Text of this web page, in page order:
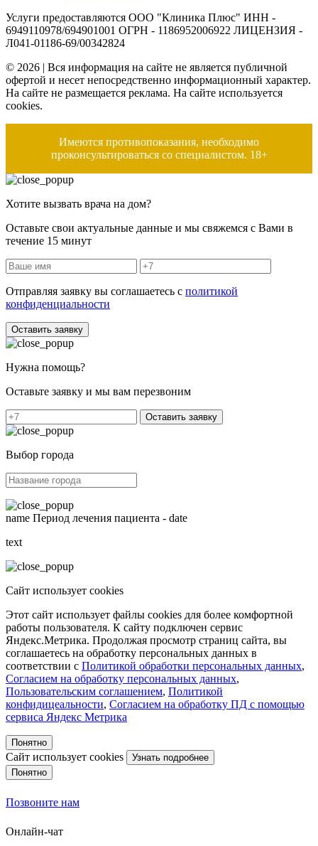
Услуги предоставляются ООО "Клиника Плюс" ИНН -
6949110978/694901001 ОГРН - 1186952006922 ЛИЦЕНЗИЯ -
Л041-01186-69/00342824
© 2026 | Вся информация на сайте не является публичной
офертой и несет непосредственно информационный характер.
На сайте не размещается реклама. На сайте используется
cookies.
Имеются противопоказания, необходимо
проконсультироваться со специалистом. 18+
Хотите вызвать врача на дом?
Оставьте свои актуальные данные и мы свяжемся с Вами в
течение 15 минут
Отправляя заявку вы соглашаетесь с политикой
конфиденциальности
Оставить заявку
Нужна помощь?
Оставьте заявку и мы вам перезвоним
Оставить заявку
Выбор города
name Период лечения пациента - date
text
Сайт использует cookies
Этот сайт использует файлы cookies для более комфортной
работы пользователя. К сайту подключен сервис
Яндекс.Метрика. Продолжая просмотр страниц сайта, вы
соглашаетесь на обработку персональных данных в
соответствии с Политикой обработки персональных данных,
Согласием на обработку персональных данных,
Пользовательским соглашением, Политикой
конфидицеальности, Согласием на обработку ПД с помощью
сервиса Яндекс Метрика
Понятно
Сайт использует cookies
Узнать подробнее
Понятно
Позвоните нам
Онлайн-чат